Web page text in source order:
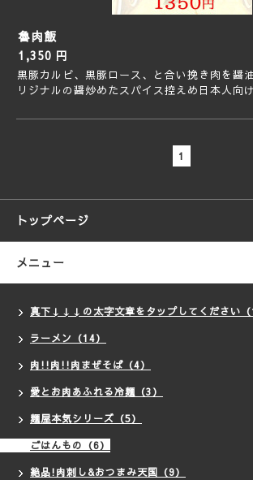
魯肉飯
1,350 円
黒豚カルビ、黒豚ロース、と合い挽き肉を醤
リジナルの醤炒めたスパイス控えめ日本人向
1
トップページ
メニュー
真下↓↓↓の太字文章をタップしてください（
ラーメン（14）
肉!!肉!!肉まぜそば（4）
愛とお肉あふれる冷麺（3）
麺屋本気シリーズ（5）
ごはんもの（6）
絶品!肉刺し&おつまみ天国（9）